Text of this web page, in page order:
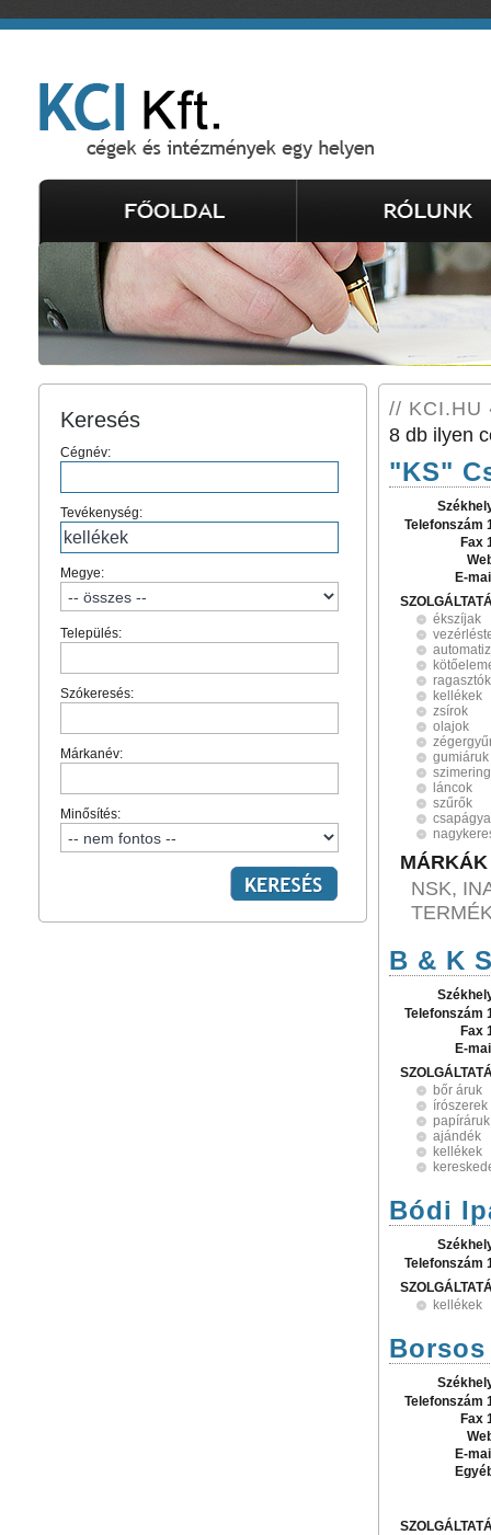
Keresés
Cégnév:
Tevékenység:
Megye:
Település:
Szókeresés:
Márkanév:
Minősítés:
// KCI.HU
8 db ilyen
"KS"
Telefonszám
Fax
E-
ékszíjak
ragasztók
kellékek
zsírok
olajok
gumiáruk
láncok
szűrők
MÁRKÁK
NSK,
B & K
Telefonszám
Fax
E-
bőr áruk
írószerek
papíráruk
ajándék
kellékek
Bódi
Telefonszám
kellékek
Telefonszám
Fax
E-